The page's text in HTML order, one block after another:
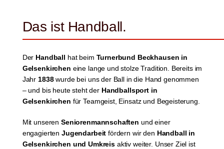
Das ist Handball.
Der Handball hat beim Turnerbund Beckhausen in
Gelsenkirchen eine lange und stolze Tradition. Bereits im
Jahr 1838wurde bei uns der Ball in die Hand genommen
– und bis heute steht der Handballsport in
Gelsenkirchen für Teamgeist, Einsatz und Begeisterung.
Mit unseren Seniorenmannschaften und einer
engagierten Jugendarbeit fördern wir den Handball in
Gelsenkirchen und Umkreis aktiv weiter. Unser Ziel ist